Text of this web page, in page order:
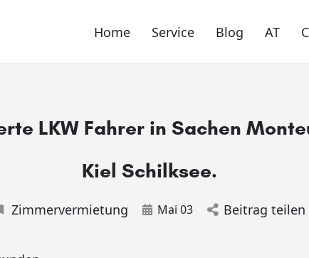
Home Service Blog AT
LKW Fahrer in Sachen
Kiel Schilksee.
Zimmervermietung Mai 03 Beitrag teilen